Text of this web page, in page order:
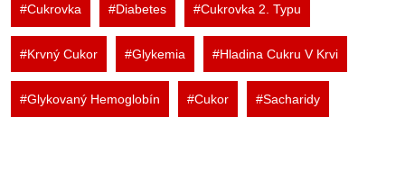
#Cukrovka #Diabetes #Cukrovka 2. Typu
#Krvný Cukor #Glykemia #Hladina Cukru V Krvi
#Glykovaný Hemoglobín #Cukor #Sacharidy